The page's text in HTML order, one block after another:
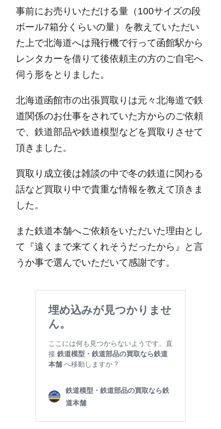
事前にお売りいただける量（100サイズの段
ボール7箱分くらいの量）を教えていただい
た上で北海道へは飛行機で行って函館駅から
レンタカーを借りて後依頼主の方のご自宅へ
伺う形をとりました。
北海道函館市の出張買取りは元々北海道で鉄
道関係のお仕事をされていた方からのご依頼
で、鉄道部品や鉄道模型などを買取りさせて
頂きました。
買取り成立後は雑談の中で冬の鉄道に関わる
話など買取り中で貴重な情報を教えて頂きま
した。
また鉄道本舗へご依頼をいただいた理由とし
て『遠くまで来てくれそうだったから』と言
うか事で選んでいただいて感謝です。